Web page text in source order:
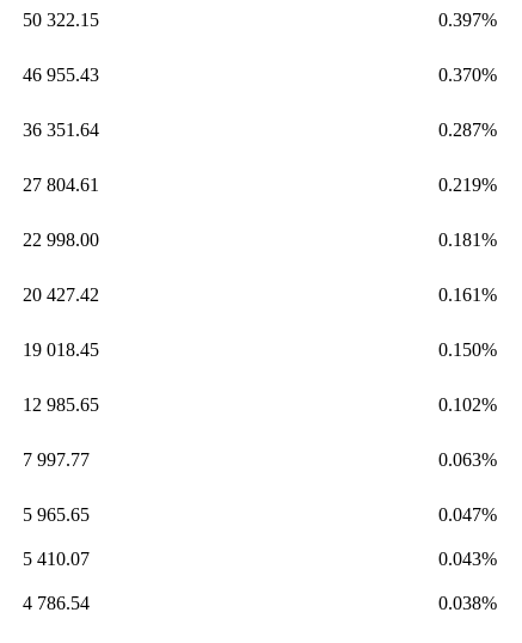
50 322.15 0.397%
46 955.43 0.370%
36 351.64 0.287%
27 804.61 0.219%
22 998.00 0.181%
20 427.42 0.161%
19 018.45 0.150%
12 985.65 0.102%
7 997.77 0.063%
5 965.65 0.047%
5 410.07 0.043%
4 786.54 0.038%